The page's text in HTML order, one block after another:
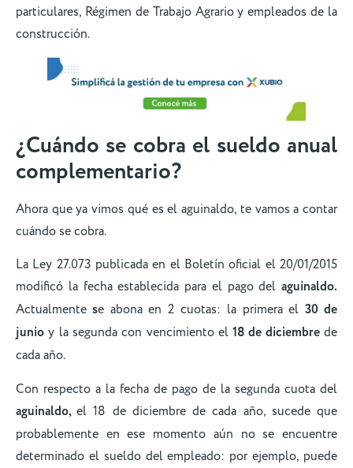
particulares, Régimen de Trabajo Agrario y empleados de la
construcción.
¿Cuándo se cobra el sueldo anual
complementario?
Ahora que ya vimos qué es el aguinaldo, te vamos a contar
cuándo se cobra.
La Ley 27.073 publicada en el Boletín oficial el 20/01/2015
modificó la fecha establecida para el pago del aguinaldo.
Actualmente se abona en 2 cuotas: la primera el30 de
junio y la segunda con vencimiento el18 de diciembrede
cada año.
Con respecto a la fecha de pago de la segunda cuota del
aguinaldo,el 18 de diciembre de cada año, sucede que
probablemente en ese momento aún no se encuentre
determinado el sueldo del empleado: por ejemplo, puede